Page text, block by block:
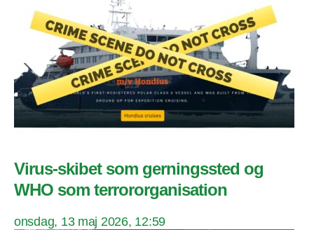
Virus-skibet som gerningssted og
WHO som terrororganisation
onsdag, 13 maj 2026, 12:59